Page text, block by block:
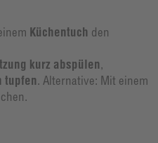
Küchentuch den
kurz abspülen,
tupfen. Alternative: Mit einem